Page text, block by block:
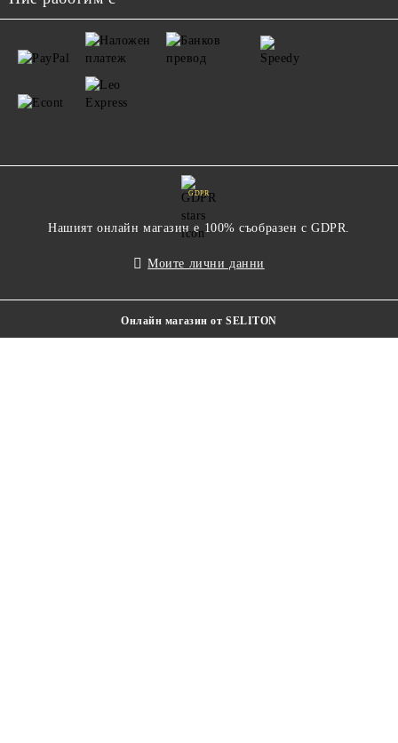
GDPR
Нашият онлайн магазин е 100% съобразен с GDPR.
Моите лични данни
Онлайн магазин от SELITON